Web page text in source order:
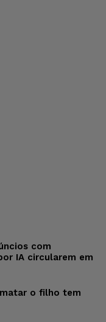
com
IA circularem em
o filho tem